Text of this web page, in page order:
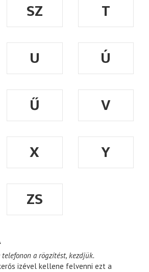
SZ
T
U
Ú
Ű
V
X
Y
ZS
a rögzítést, kezdjük.
izével kellene felvenni ezt a